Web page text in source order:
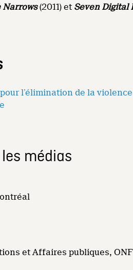
Narrows(2011) et Seven Digital
l’élimination de la violence
médias
et Affaires publiques, ONF